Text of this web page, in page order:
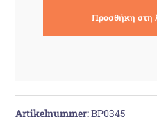
Artikelnummer:BP0345